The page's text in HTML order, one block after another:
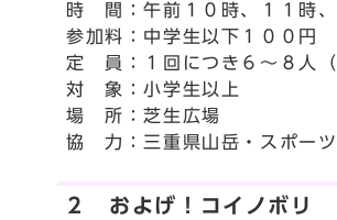
時 間：午前１０時、１１時
参加料：中学生以下１００円
定 員：１回につき６～８人（
対 象：小学生以上
場 所：芝生広場
協 力：三重県山岳・スポー
２ およげ！コイノボリ